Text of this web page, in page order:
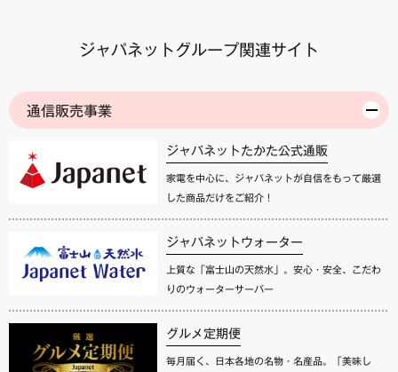
ジャパネットグループ関連サイト
通信販売事業
ジャパネットたかた公式通販
家電を中心に、ジャパネットが自信をもって厳選
した商品だけをご紹介！
ジャパネットウォーター
上質な「富士山の天然水」。安心・安全、こだわ
りのウォーターサーバー
グルメ定期便
毎月届く、日本各地の名物・名産品。「美味し